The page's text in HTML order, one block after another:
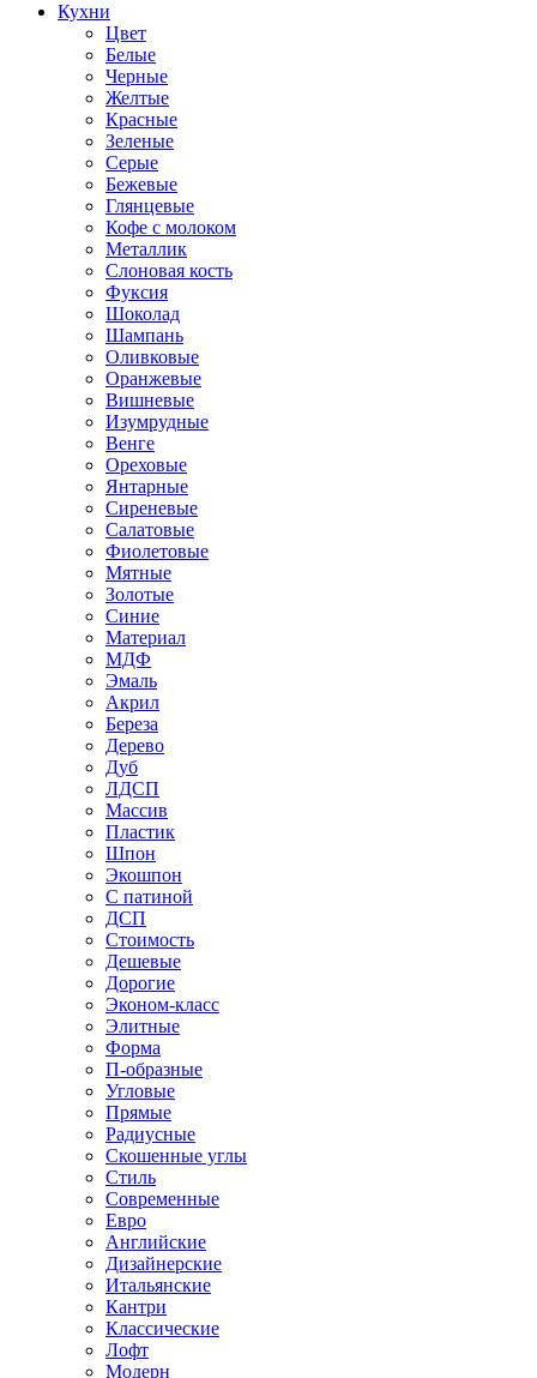
Кухни
Цвет
Белые
Черные
Желтые
Красные
Зеленые
Серые
Бежевые
Глянцевые
Кофе с молоком
Металлик
Слоновая кость
Фуксия
Шоколад
Шампань
Оливковые
Оранжевые
Вишневые
Изумрудные
Венге
Ореховые
Янтарные
Сиреневые
Салатовые
Фиолетовые
Мятные
Золотые
Синие
Материал
МДФ
Эмаль
Акрил
Береза
Дерево
Дуб
ЛДСП
Массив
Пластик
Шпон
Экошпон
С патиной
ДСП
Стоимость
Дешевые
Дорогие
Эконом-класс
Элитные
Форма
П-образные
Угловые
Прямые
Радиусные
Скошенные углы
Стиль
Современные
Евро
Английские
Дизайнерские
Итальянские
Кантри
Классические
Лофт
Модерн